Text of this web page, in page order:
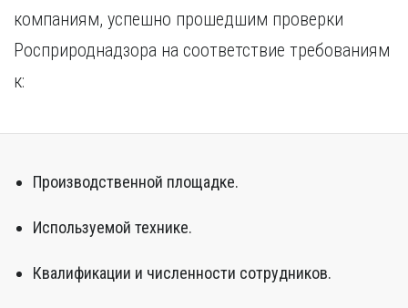
компаниям, успешно прошедшим проверки
Росприроднадзора на соответствие требованиям
к:
Производственной площадке.
Используемой технике.
Квалификации и численности сотрудников.